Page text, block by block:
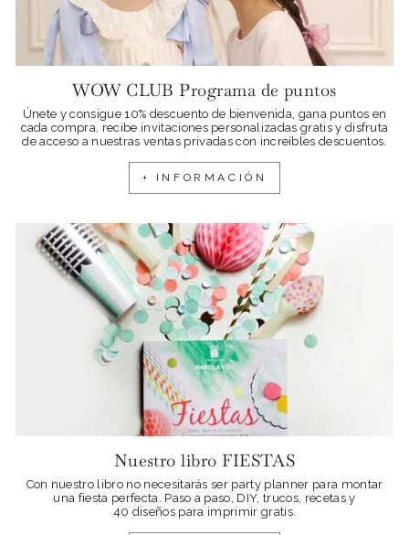
WOW CLUB Programa de puntos
Únete y consigue 10% descuento de bienvenida, gana puntos en
cada compra, recibe invitaciones personalizadas gratis y disfruta
de acceso a nuestras ventas privadas con increíbles descuentos.
+ INFORMACIÓN
Nuestro libro FIESTAS
Con nuestro libro no necesitarás ser party planner para montar
una fiesta perfecta. Paso a paso, DIY, trucos, recetas y
40 diseños para imprimir gratis.